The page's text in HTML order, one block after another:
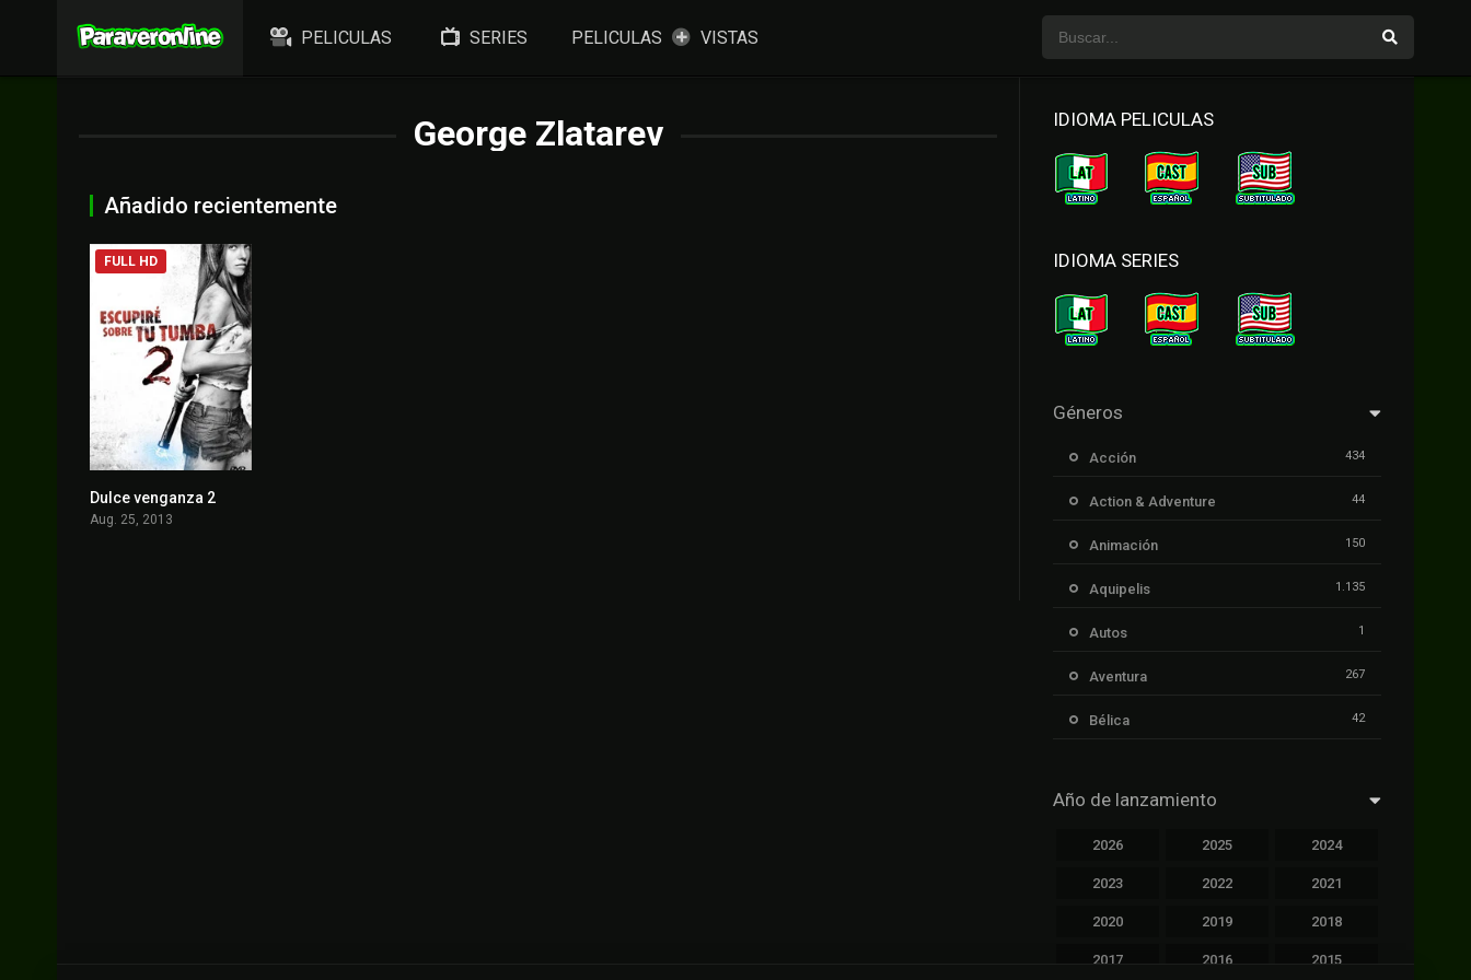
PELICULAS SERIES PELICULAS VISTAS
George Zlatarev
Añadido recientemente
FULL HD
Dulce venganza 2
Aug. 25, 2013
IDIOMA PELICULAS
IDIOMA SERIES
Géneros
Acción 434
Action & Adventure 44
Animación 150
Aquipelis 1.135
Autos 1
Aventura 267
Bélica 42
Cinecalidad
Cinetux 1.139
Año de lanzamiento
2026 2025 2024
2023 2022 2021
2020 2019 2018
2017 2016 2015